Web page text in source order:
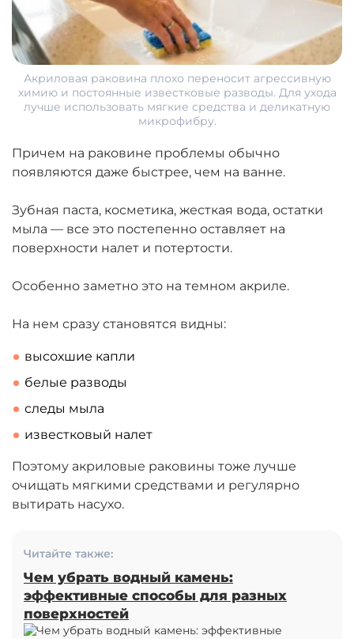
Акриловая раковина плохо переносит агрессивную
химию и постоянные известковые разводы. Для ухода
лучше использовать мягкие средства и деликатную
микрофибру.
Причем на раковине проблемы обычно
появляются даже быстрее, чем на ванне.
Зубная паста, косметика, жесткая вода, остатки
мыла — все это постепенно оставляет на
поверхности налет и потертости.
Особенно заметно это на темном акриле.
На нем сразу становятся видны:
высохшие капли
белые разводы
следы мыла
известковый налет
Поэтому акриловые раковины тоже лучше
очищать мягкими средствами и регулярно
вытирать насухо.
Читайте также:
Чем убрать водный камень:
эффективные способы для разных
поверхностей